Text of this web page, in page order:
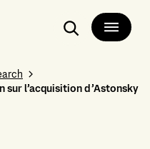
Search
l’acquisition d’Astonsky